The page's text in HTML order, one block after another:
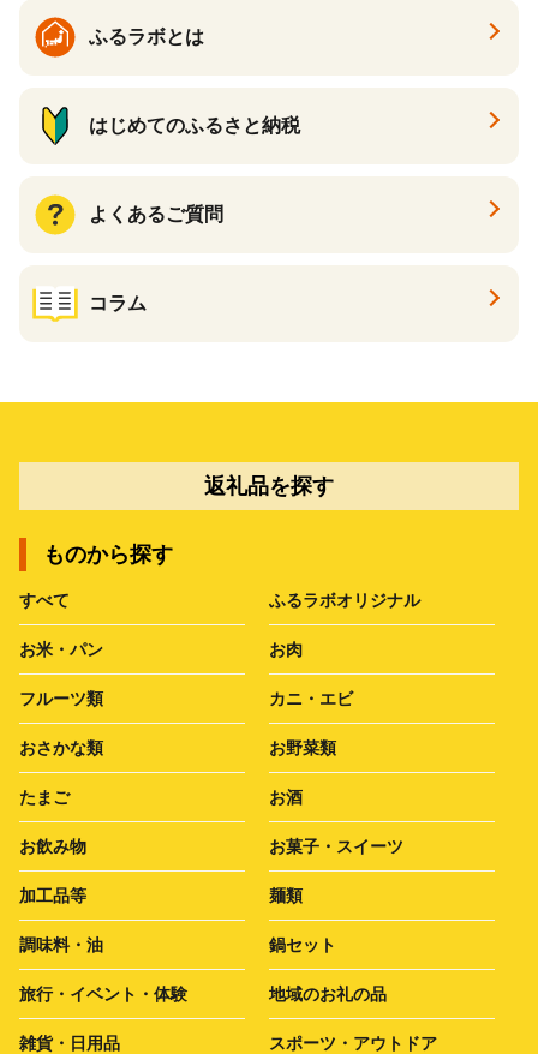
酎 サーモン 野菜 魚介 海産物
ふるラボとは
はじめてのふるさと納税
よくあるご質問
コラム
返礼品を探す
ものから探す
すべて ふるラボオリジナル
お米・パン お肉
フルーツ類 カニ・エビ
おさかな類 お野菜類
たまご お酒
お飲み物 お菓子・スイーツ
加工品等 麺類
調味料・油 鍋セット
旅行・イベント・体験 地域のお礼の品
雑貨・日用品 スポーツ・アウトドア